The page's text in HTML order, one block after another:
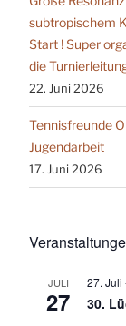
subtropischem
Start ! Super
die
22. Juni 2026
Tennisfreunde
Jugendarbeit
17. Juni 2026
JULI
27
27. Juli
30.